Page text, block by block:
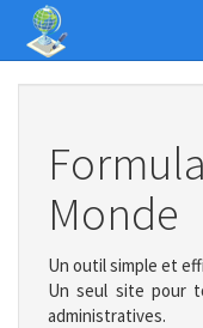
Monde
Un outil simple et
Un seul site pour
administratives.